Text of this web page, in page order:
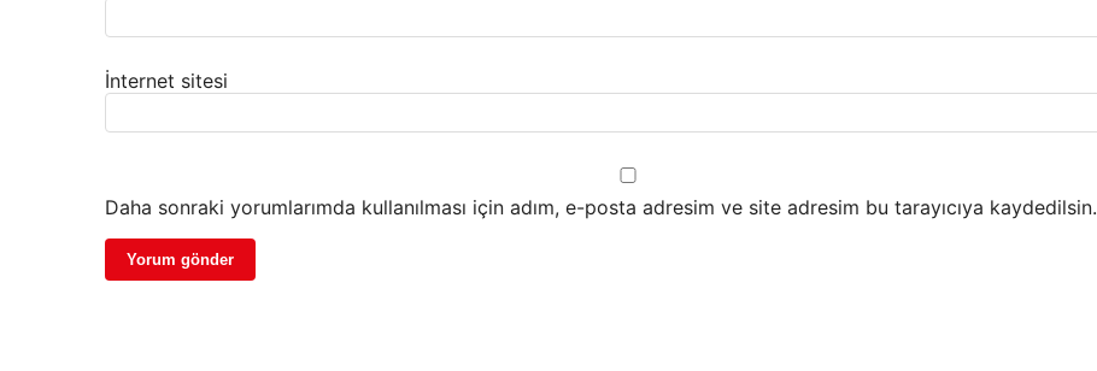
İnternet sitesi
Daha sonraki yorumlarımda kullanılması için adım, e-posta adresim ve site adresim bu tarayıcıya kaydedilsin.